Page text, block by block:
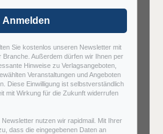
Anmelden
Sie kostenlos unseren Newsletter mit
Branche. Außerdem dürfen wir Ihnen per
Hinweise zu Verlagsangeboten,
Veranstaltungen und Angeboten
Diese Einwilligung ist selbstverständlich
mit Wirkung für die Zukunft widerrufen
nutzen wir rapidmail. Mit Ihrer
dass die eingegebenen Daten an